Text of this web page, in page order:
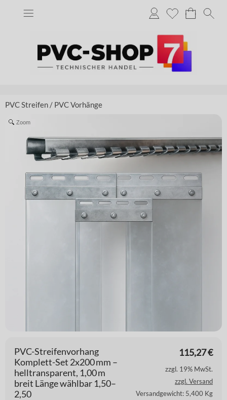
PVC Streifen / PVC Vorhänge
Zoom
115,27€
PVC-Streifenvorhang
Komplett-Set 2x200 mm –
helltransparent, 1,00 m
breit Länge wählbar 1,50–
2,50
zzgl. 19% MwSt.
zzgl. Versand
Versandgewicht: 5,400 Kg